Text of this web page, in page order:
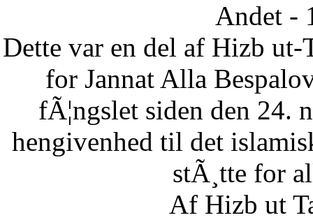
Andet -
Dette var en del af Hizb ut-
for Jannat Alla
fÃ¦ngslet siden den 24.
hengivenhed til det
stÃ¸tte for
Af Hizb ut